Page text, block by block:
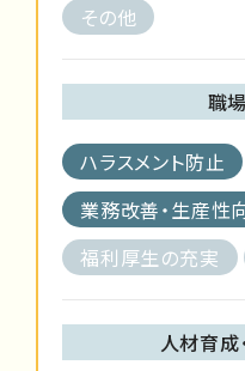
その他
職
ハラスメント防止
業務改善・生産性
福利厚生の充実
人材育成